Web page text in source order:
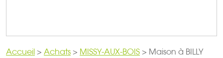
Accueil > Achats > MISSY-AUX-BOIS > Maison à BILLY